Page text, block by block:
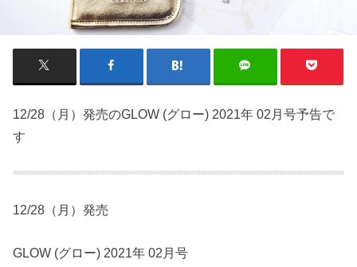
12/28（月）発売のGLOW (グロー) 2021年 02月号予告で
す
12/28（月）発売
GLOW (グロー) 2021年 02月号